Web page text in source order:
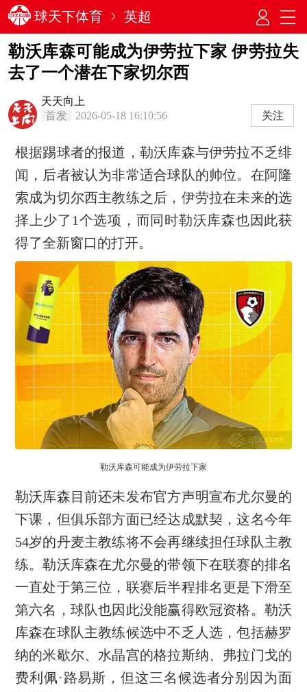
球天下体育 英超
勒沃库森可能成为伊劳拉下家 伊劳拉失
去了一个潜在下家切尔西
天天向上
首发
2026-05-18 16:10:56 关注
根据踢球者的报道，勒沃库森与伊劳拉不乏绯
闻，后者被认为非常适合球队的帅位。在阿隆
索成为切尔西主教练之后，伊劳拉在未来的选
择上少了1个选项，而同时勒沃库森也因此获
得了全新窗口的打开。
勒沃库森可能成为伊劳拉下家
勒沃库森目前还未发布官方声明宣布尤尔曼的
下课，但俱乐部方面已经达成默契，这名今年
54岁的丹麦主教练将不会再继续担任球队主教
练。勒沃库森在尤尔曼的带领下在联赛的排名
一直处于第三位，联赛后半程排名更是下滑至
第六名，球队也因此没能赢得欧冠资格。勒沃
库森在球队主教练候选中不乏人选，包括赫罗
纳的米歇尔、水晶宫的格拉斯纳、弗拉门戈的
费利佩·路易斯，但这三名候选者分别因为面